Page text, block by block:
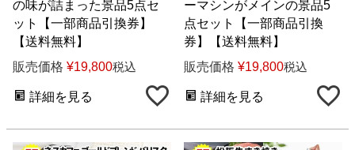
の味が詰まった景品5点セ
ット【一部商品引換券】
【送料無料】
販売価格 ¥19,800税込
詳細を見る
ーマシンがメインの景品5
点セット【一部商品引換
券】【送料無料】
販売価格 ¥19,800税込
詳細を見る